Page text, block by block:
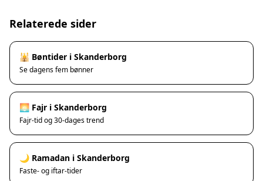
Tårnby
Vanløse
Haslev
Hundested
Relaterede sider
🕌 Bøntider i Skanderborg
Se dagens fem bønner
🌅 Fajr i Skanderborg
Fajr-tid og 30-dages trend
🌙 Ramadan i Skanderborg
Faste- og iftar-tider